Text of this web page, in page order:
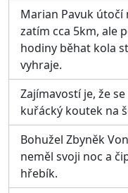
Marian Pavuk
zatím cca 5km, ale
hodiny běhat kola
vyhraje.
Zajímavostí je, že
kuřácký koutek na
Bohužel Zbyněk
neměl svoji noc a
hřebík.